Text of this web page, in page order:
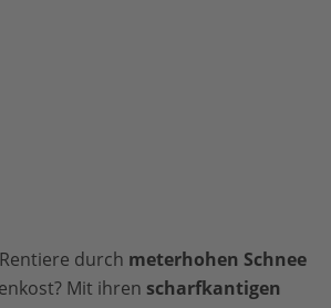
durch meterhohen Schnee
Mit ihren scharfkantigen